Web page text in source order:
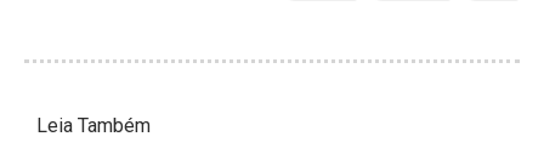
Leia Também